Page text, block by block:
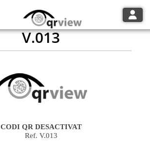
V.013
CODI QR DESACTIVAT
Ref. V.013